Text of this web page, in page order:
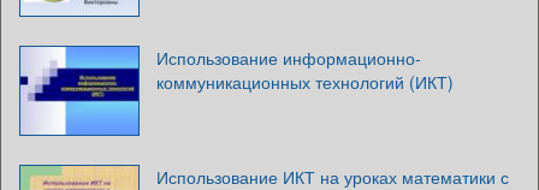
Использование информационно-
коммуникационных технологий (ИКТ)
Использование ИКТ на уроках математики с